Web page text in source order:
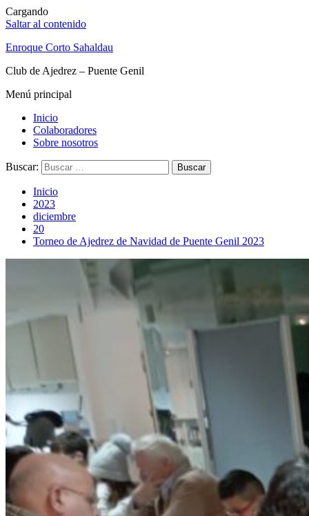
Cargando
Saltar al contenido
Enroque Corto Sahaldau
Club de Ajedrez – Puente Genil
Menú principal
Inicio
Colaboradores
Sobre nosotros
Buscar:
Inicio
2023
diciembre
20
Torneo de Ajedrez de Navidad de Puente Genil 2023